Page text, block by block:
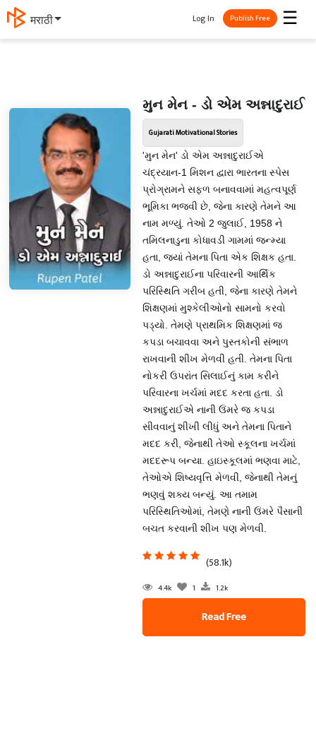
मराठी ☰
Log In Publish Free
મુન મેન - ડો એમ અન્નાદુરાઈ
Gujarati Motivational Stories
'મુન મેન' ડો એમ અન્નાદુરાઈએ
ચંદ્રયાન-1 મિશન દ્વારા ભારતના સ્પેસ
પ્રોગ્રામને સફળ બનાવવામાં મહત્વપૂર્ણ
ભૂમિકા ભજવી છે, જેના કારણે તેમને આ
નામ મળ્યું. તેઓ 2 જુલાઈ, 1958 ને
તમિલનાડુના કોધાવડી ગામમાં જન્મ્યા
હતા, જ્યાં તેમના પિતા એક શિક્ષક હતા.
ડો અન્નાદુરાઈના પરિવારની આર્થિક
પરિસ્થિતિ ગરીબ હતી, જેના કારણે તેમને
શિક્ષણમાં મુશ્કેલીઓનો સામનો કરવો
પડ્યો. તેમણે પ્રાથમિક શિક્ષણમાં જ
કપડા બચાવવા અને પુસ્તકોની સંભાળ
રાખવાની શીખ મેળવી હતી. તેમના પિતા
નોકરી ઉપરાંત સિલાઈનું કામ કરીને
પરિવારના ખર્ચમાં મદદ કરતા હતા. ડો
અન્નાદુરાઈએ નાની ઉંમરે જ કપડા
સીવવાનું શીખી લીધું અને તેમના પિતાને
મદદ કરી, જેનાથી તેઓ સ્કૂલના ખર્ચમાં
મદદરૂપ બન્યા. હાઇસ્કૂલમાં ભણવા માટે,
તેઓએ શિષ્યવૃત્તિ મેળવી, જેનાથી તેમનું
ભણવું શક્ય બન્યું. આ તમામ
પરિસ્થિતિઓમાં, તેમણે નાની ઉંમરે પૈસાની
બચત કરવાની શીખ પણ મેળવી.
(58.1k)
4.4k 1 1.2k
Read Free